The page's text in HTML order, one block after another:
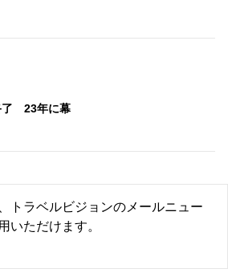
了 23年に幕
トラベルビジョンのメールニュー
いただけます。